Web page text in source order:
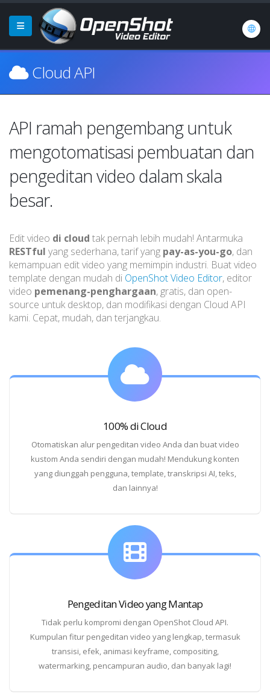
Cloud API
API ramah pengembang untuk
mengotomatisasi pembuatan dan
pengeditan video dalam skala
besar.
Edit video di cloud tak pernah lebih mudah! Antarmuka
RESTful yang sederhana, tarif yang pay-as-you-go, dan
kemampuan edit video yang memimpin industri. Buat video
template dengan mudah di OpenShot Video Editor, editor
video pemenang-penghargaan, gratis, dan open-
source untuk desktop, dan modifikasi dengan Cloud API
kami. Cepat, mudah, dan terjangkau.
100% di Cloud
Otomatiskan alur pengeditan video Anda dan buat video
kustom Anda sendiri dengan mudah! Mendukung konten
yang diunggah pengguna, template, transkripsi AI, teks,
dan lainnya!
Pengeditan Video yang Mantap
Tidak perlu kompromi dengan OpenShot Cloud API.
Kumpulan fitur pengeditan video yang lengkap, termasuk
transisi, efek, animasi keyframe, compositing,
watermarking, pencampuran audio, dan banyak lagi!